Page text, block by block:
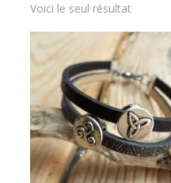
Voici le seul résultat